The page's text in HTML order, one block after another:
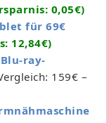
0,05€)
für 69€
12,84€)
Blu-ray-
159€ –